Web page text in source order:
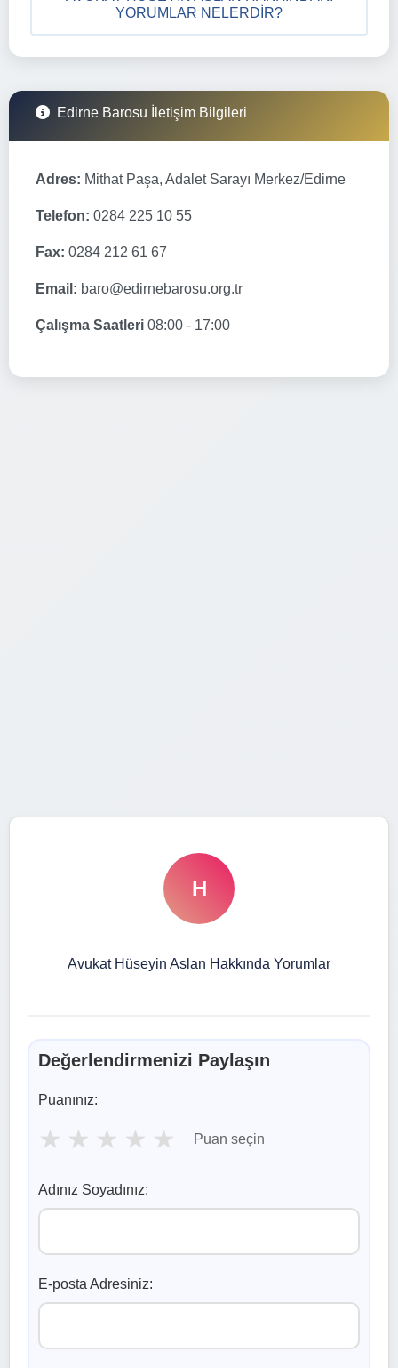
YORUMLAR NELERDIR?
Edirne Barosu İletişim Bilgileri
Adres: Mithat Paşa, Adalet Sarayı Merkez/Edirne
Telefon: 0284 225 10 55
Fax: 0284 212 61 67
Email: baro@edirnebarosu.org.tr
Çalışma Saatleri 08:00 - 17:00
H
Avukat Hüseyin Aslan Hakkında Yorumlar
Değerlendirmenizi Paylaşın
Puanınız:
★ ★ ★ ★ ★ Puan seçin
Adınız Soyadınız:
E-posta Adresiniz: